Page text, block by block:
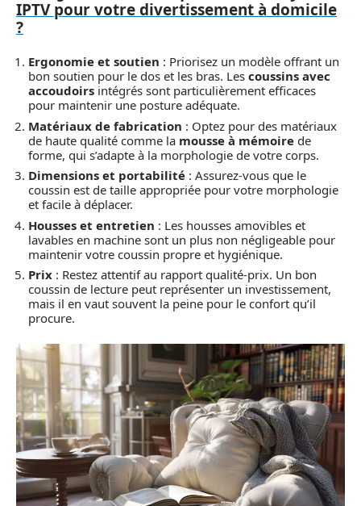
IPTV pour votre divertissement à domicile
?
Ergonomie et soutien : Priorisez un modèle offrant un
bon soutien pour le dos et les bras. Les coussins avec
accoudoirs intégrés sont particulièrement efficaces
pour maintenir une posture adéquate.
Matériaux de fabrication : Optez pour des matériaux
de haute qualité comme la mousse à mémoire de
forme, qui s’adapte à la morphologie de votre corps.
Dimensions et portabilité : Assurez-vous que le
coussin est de taille appropriée pour votre morphologie
et facile à déplacer.
Housses et entretien : Les housses amovibles et
lavables en machine sont un plus non négligeable pour
maintenir votre coussin propre et hygiénique.
Prix : Restez attentif au rapport qualité-prix. Un bon
coussin de lecture peut représenter un investissement,
mais il en vaut souvent la peine pour le confort qu’il
procure.